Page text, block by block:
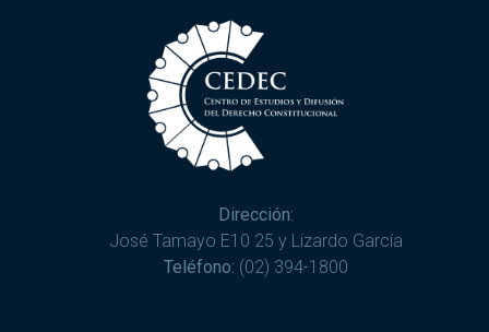
Dirección:
José Tamayo E10 25 y Lizardo García
Teléfono: (02) 394-1800